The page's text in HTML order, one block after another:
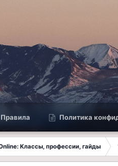
Правила Политика
Классы, профессии, гайды